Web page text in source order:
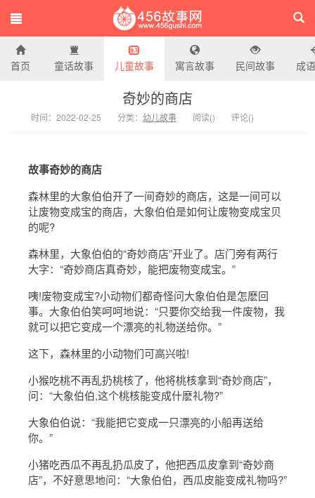
456故事网
首页 童话故事 儿童故事 寓言故事 民间故事 成
奇妙的商店
时间：2022-02-25 分类： 幼儿故事 阅读() 评论()
故事奇妙的商店
森林里的大象伯伯开了一间奇妙的商店，这是一间可以
让废物变成宝的商店，大象伯伯是如何让废物变成宝贝
的呢?
森林里，大象伯伯的“奇妙商店”开业了。店门旁有两行
大字：“奇妙商店真奇妙，能把废物变成宝。”
咦!废物变成宝?小动物们都奇怪问大象伯伯是怎麽回
事。大象伯伯笑呵呵地说：“只要你交给我一件废物，我
就可以把它变成一个漂亮的礼物送给你。”
这下，森林里的小动物们可高兴啦!
小猴吃桃不再乱扔桃核了，他将桃核拿到“奇妙商店”，
问：“大象伯伯,这个桃核能变成什麽礼物?”
大象伯伯说：“我能把它变成一只漂亮的小船再送给
你。”
小猪吃西瓜不再乱扔瓜皮了，他把西瓜皮拿到“奇妙商
店”，不好意思地问：“大象伯伯，西瓜皮能变成礼物吗?”